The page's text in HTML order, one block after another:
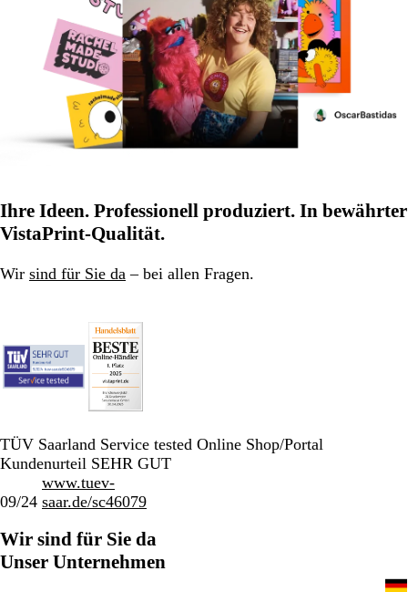
Ihre Ideen. Professionell produziert. In bewährter
VistaPrint-Qualität.
Wir sind für Sie da – bei allen Fragen.
TÜV Saarland Service tested Online Shop/Portal
Kundenurteil SEHR GUT
09/24
www.tuev-
saar.de/sc46079
Wir sind für Sie da
Unser Unternehmen